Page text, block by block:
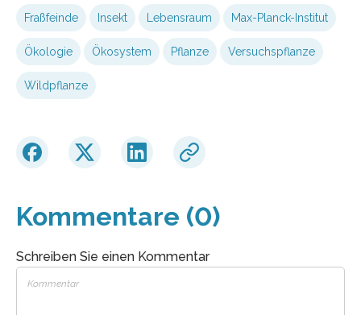
Fraßfeinde Insekt Lebensraum Max-Planck-Institut
Ökologie Ökosystem Pflanze Versuchspflanze
Wildpflanze
Kommentare (0)
Schreiben Sie einen Kommentar